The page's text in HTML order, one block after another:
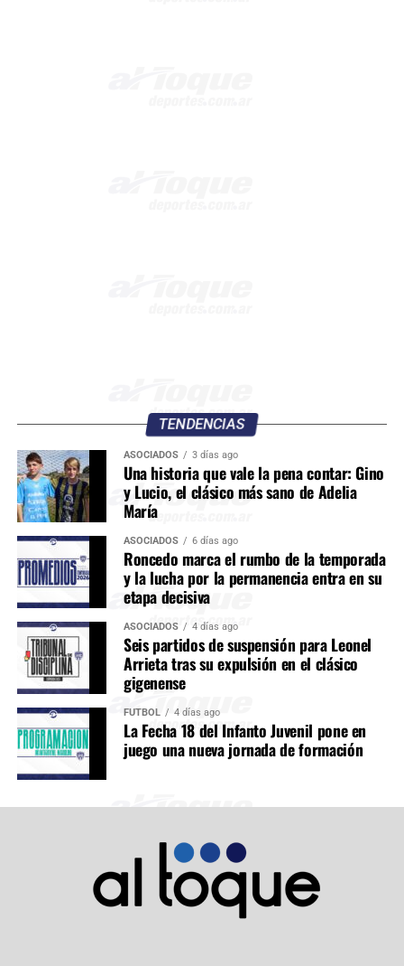
TENDENCIAS
ASOCIADOS 3 días ago
Una historia que vale la pena contar: Gino
y Lucio, el clásico más sano de Adelia
María
ASOCIADOS 6 días ago
Roncedo marca el rumbo de la temporada
y la lucha por la permanencia entra en su
etapa decisiva
ASOCIADOS 4 días ago
Seis partidos de suspensión para Leonel
Arrieta tras su expulsión en el clásico
gigenense
FÚTBOL 4 días ago
La Fecha 18 del Infanto Juvenil pone en
juego una nueva jornada de formación